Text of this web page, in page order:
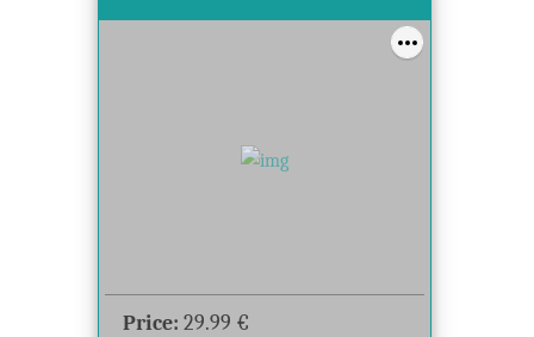
Price: 29.99 €